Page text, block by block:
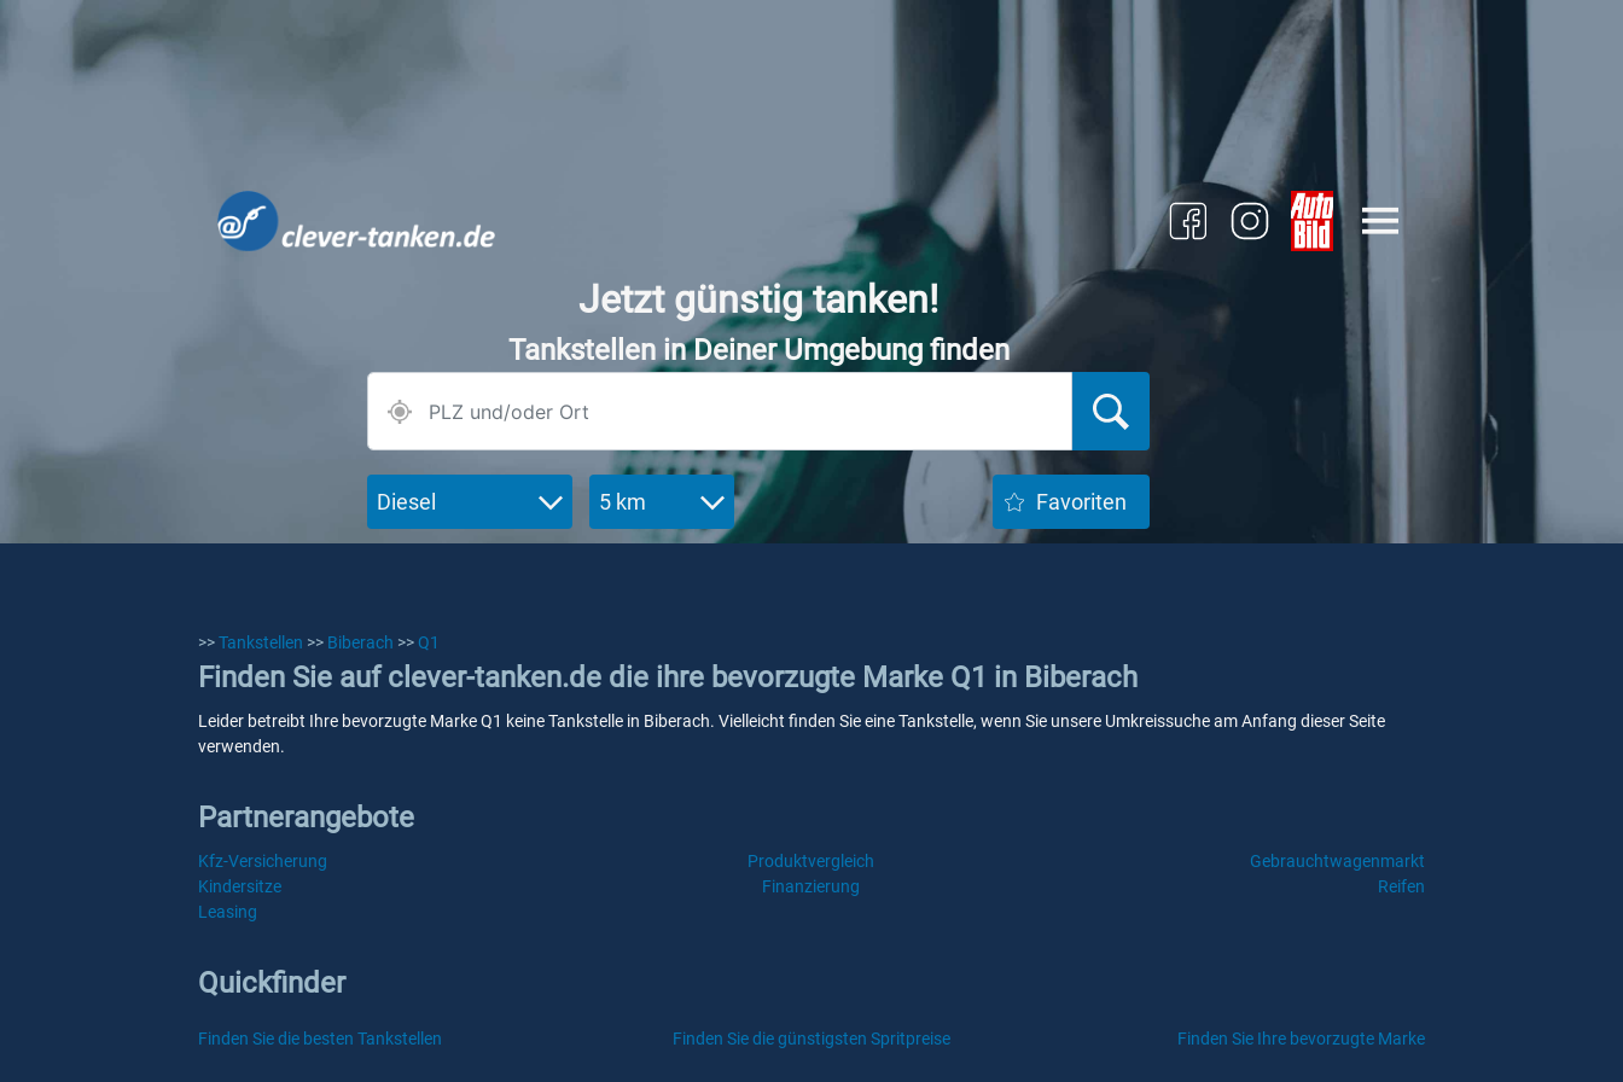
Jetzt günstig tanken!
Tankstellen in Deiner Umgebung finden
Diesel 5 km Favoriten
>>Tankstellen >> Biberach >> Q1
Finden Sie auf clever-tanken.de die ihre bevorzugte Marke Q1 in Biberach
Leider betreibt Ihre bevorzugte Marke Q1 keine Tankstelle in Biberach. Vielleicht finden Sie eine Tankstelle, wenn Sie unsere Umkreissuche am Anfang dieser Seite
verwenden.
Partnerangebote
Kfz-Versicherung Produktvergleich
Gebrauchtwagenmarkt
Kindersitze
Finanzierung
Reifen
Leasing
Quickfinder
Finden Sie die besten Tankstellen Finden Sie die günstigsten Spritpreise Finden Sie Ihre bevorzugte Marke